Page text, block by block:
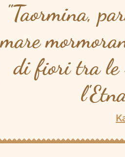
"Taormina,
mare
di fiori tra le